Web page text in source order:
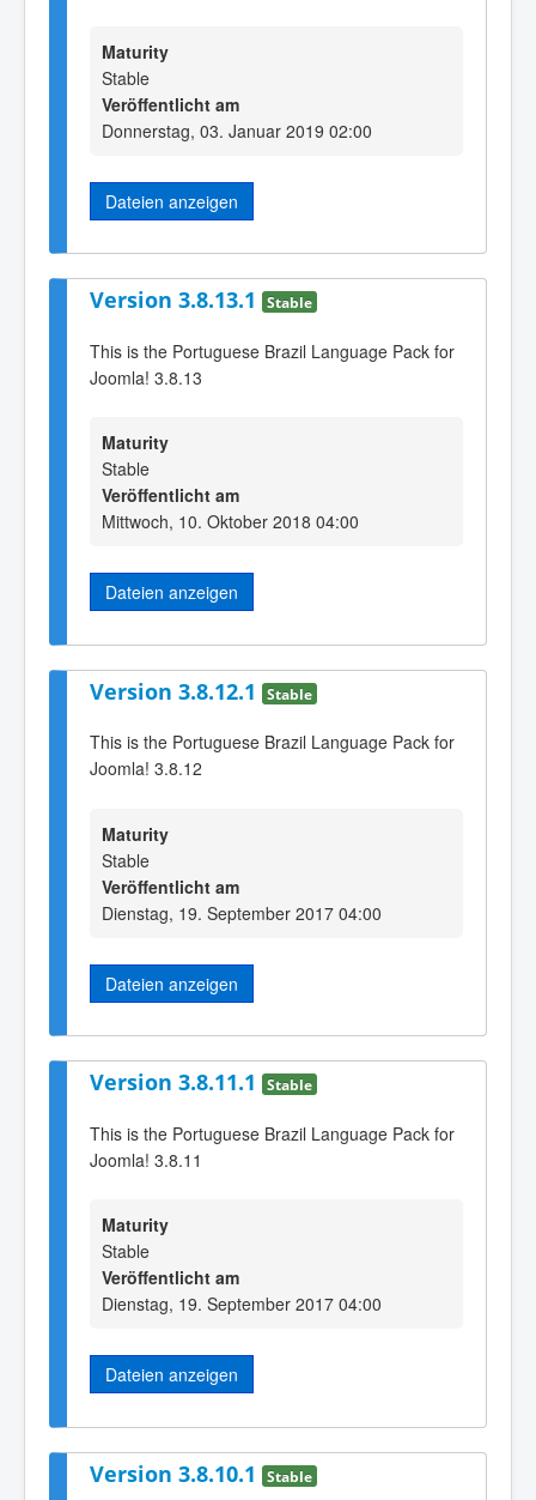
Maturity
Stable
Veröffentlicht am
Donnerstag, 03. Januar 2019 02:00
Dateien anzeigen
Version 3.8.13.1 Stable
This is the Portuguese Brazil Language Pack for
Joomla! 3.8.13
Maturity
Stable
Veröffentlicht am
Mittwoch, 10. Oktober 2018 04:00
Dateien anzeigen
Version 3.8.12.1 Stable
This is the Portuguese Brazil Language Pack for
Joomla! 3.8.12
Maturity
Stable
Veröffentlicht am
Dienstag, 19. September 2017 04:00
Dateien anzeigen
Version 3.8.11.1 Stable
This is the Portuguese Brazil Language Pack for
Joomla! 3.8.11
Maturity
Stable
Veröffentlicht am
Dienstag, 19. September 2017 04:00
Dateien anzeigen
Version 3.8.10.1 Stable